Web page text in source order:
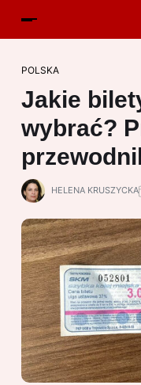
POLSKA
Jakie
wybrać?
HELENA KRUSZYCKA